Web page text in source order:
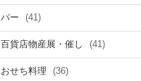
バー (41)
百貨店物産展・催し (41)
おせち料理 (36)